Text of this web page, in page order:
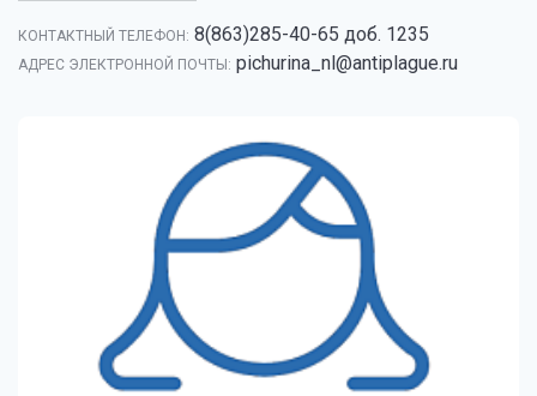
КОНТАКТНЫЙ ТЕЛЕФОН: 8(863)285-40-65 доб. 1235
АДРЕС ЭЛЕКТРОННОЙ ПОЧТЫ: pichurina_nl@antiplague.ru